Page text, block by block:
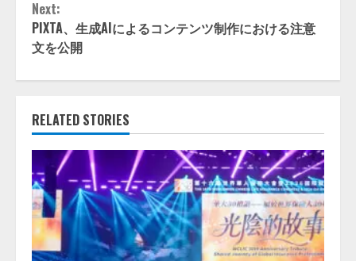
Next:
PIXTA、生成AIによるコンテンツ制作における注意
文を公開
RELATED STORIES